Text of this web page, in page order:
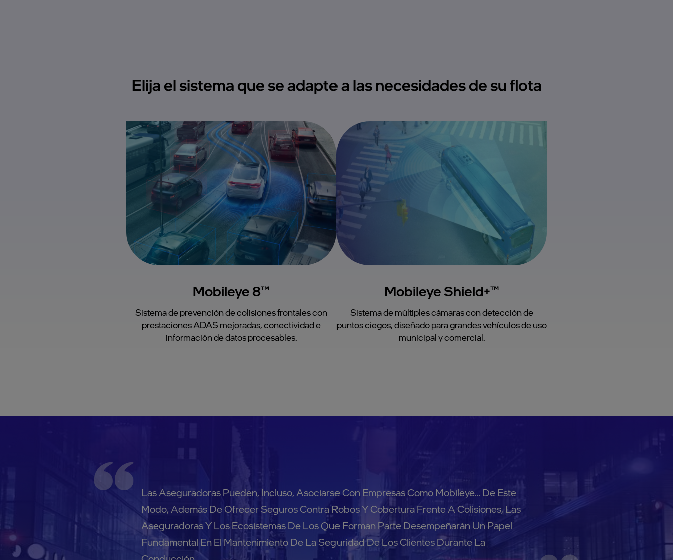
Elija el sistema que se adapte a las necesidades de su flota
Mobileye 8™
Sistema de prevención de colisiones frontales con
prestaciones ADAS mejoradas, conectividad e
información de datos procesables.
Mobileye Shield+™
Sistema de múltiples cámaras con detección de
puntos ciegos, diseñado para grandes vehículos de uso
municipal y comercial.
Las Aseguradoras Pueden, Incluso, Asociarse Con Empresas Como Mobileye… De Este
Modo, Además De Ofrecer Seguros Contra Robos Y Cobertura Frente A Colisiones, Las
Aseguradoras Y Los Ecosistemas De Los Que Forman Parte Desempeñarán Un Papel
Fundamental En El Mantenimiento De La Seguridad De Los Clientes Durante La